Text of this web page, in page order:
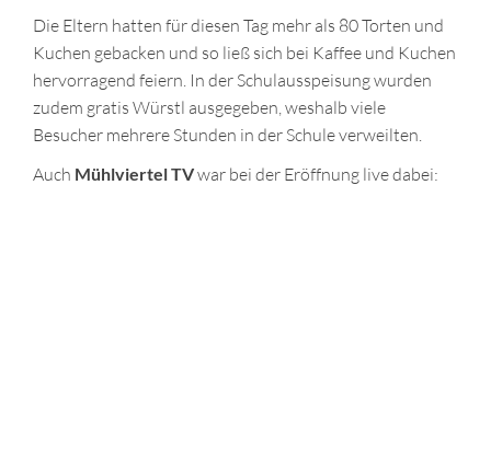
Die Eltern hatten für diesen Tag mehr als 80 Torten und
Kuchen gebacken und so ließ sich bei Kaffee und Kuchen
hervorragend feiern. In der Schulausspeisung wurden
zudem gratis Würstl ausgegeben, weshalb viele
Besucher mehrere Stunden in der Schule verweilten.
Auch Mühlviertel TVwar bei der Eröffnung live dabei: